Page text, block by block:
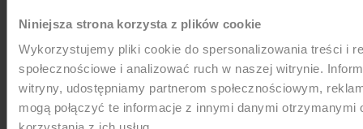
Niniejsza strona korzysta z plików cookie
Wykorzystujemy pliki cookie do spersonalizowania treści i
społecznościowe i analizować ruch w naszej witrynie.
witryny, udostępniamy partnerom społecznościowym,
mogą połączyć te informacje z innymi danymi
WYSYŁKA